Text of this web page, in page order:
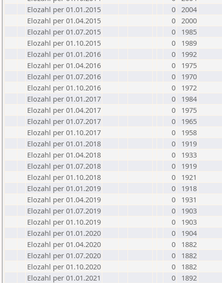
Elozahl per 01.01.2015
0 2004
Elozahl per 01.04.2015
0 2000
Elozahl per 01.07.2015
0
1985
Elozahl per 01.10.2015
0
1989
Elozahl per 01.01.2016
0
1992
Elozahl per 01.04.2016
0
1975
Elozahl per 01.07.2016
0
1970
Elozahl per 01.10.2016
0
1972
Elozahl per 01.01.2017
0
1984
Elozahl per 01.04.2017
0
1975
Elozahl per 01.07.2017
0
1965
Elozahl per 01.10.2017
0
1958
Elozahl per 01.01.2018
0
1919
Elozahl per 01.04.2018
0
1933
Elozahl per 01.07.2018
0
1919
Elozahl per 01.10.2018
0
1921
Elozahl per 01.01.2019
0
1918
Elozahl per 01.04.2019
0
1931
Elozahl per 01.07.2019
0
1903
Elozahl per 01.10.2019
0
1903
Elozahl per 01.01.2020
0
1904
Elozahl per 01.04.2020
0
1882
Elozahl per 01.07.2020
0
1882
Elozahl per 01.10.2020
0
1882
Elozahl per 01.01.2021
0
1892